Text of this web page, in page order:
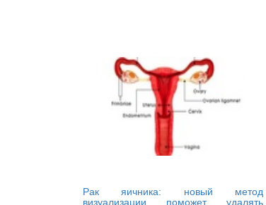
Рак яичника: новый метод
визуализации поможет удалять